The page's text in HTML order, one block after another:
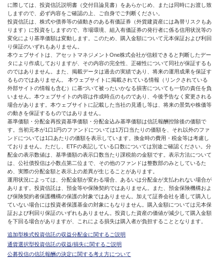
に際しては、投資信託説明書（交付目論見書）をあらかじめ、または同時にお渡し致
しますので、必ず内容をご確認の上、ご自身でご判断ください。
投資信託は、株式や債券等の値動きのある有価証券（外貨建資産には為替リスクもあ
ります）に投資をしますので、市場環境、組入有価証券の発行者に係る信用状況等の
変化により基準価額は変動します。このため、購入金額について元本保証および利回
り保証のいずれもありません。
本ウェブサイトは、アセットマネジメントOne株式会社が信頼できると判断したデー
タにより作成しておりますが、その内容の完全性、正確性について同社が保証するも
のではありません。また、掲載データは過去の実績であり、将来の運用成果を保証す
るものではありません。 本ウェブサイトに掲載されている情報（リンクされている
外部サイトの情報も含む）に基づいて被ったいかなる損害についても一切の責任を負
いません。本ウェブサイトの内容は作成時点のものであり、今後予告なく変更される
場合があります。本ウェブサイトに記載した当社の見通し等は、将来の景気や株価等
の動きを保証するものではありません。
基準価額・分配金再投資基準価額・分配金込み基準価額は信託報酬控除後の価額で
す。当初元本が1口1円のファンドについては1万口当たりの価額を、それ以外のファ
ンドについては1口あたりの価額を表示しています。換金時の費用・税金等は考慮し
ておりません。ただし、ETFの表記している口数については別途ご確認ください。分
配金の表示数値は、基準価額の表示口数当たり課税前の金額です。表示方法について
は、公社債投信は小数点第二位まで、その他のファンドは整数部のみとしているた
め、実際の分配金額と表示上の差異が生じることがあります。
運用状況によっては、分配金額が変わる場合、あるいは分配金が支払われない場合が
あります。投資信託は、預金等や保険契約ではありません。また、預金保険機構およ
び保険契約者保護機構の保護の対象ではありません。加えて証券会社を通して購入し
ていない場合には投資者保護基金の対象にもなりません。購入金額については元本保
証および利回り保証のいずれもありません。投資した資産の価値が減少して購入金額
を下回る場合がありますが、これによる損失は購入者が負担することとなります。
追加型株式投資信託の収益分配金に関するご説明
通貨選択型投資信託の収益/損失に関するご説明
公募投信の信託報酬の決定に関する考え方について